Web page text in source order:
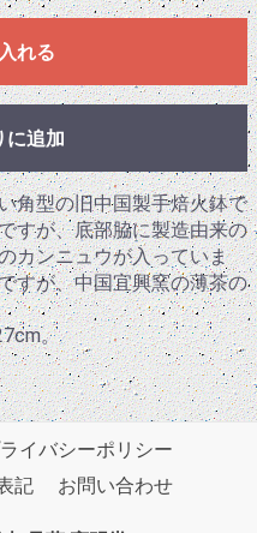
れる
に追加
角型の旧中国製手焙火鉢で
すが、底部脇に製造由来の
カンニュウが入っていま
すが、中国宜興窯の薄茶の
。
イバシーポリシー
記
お問い合わせ